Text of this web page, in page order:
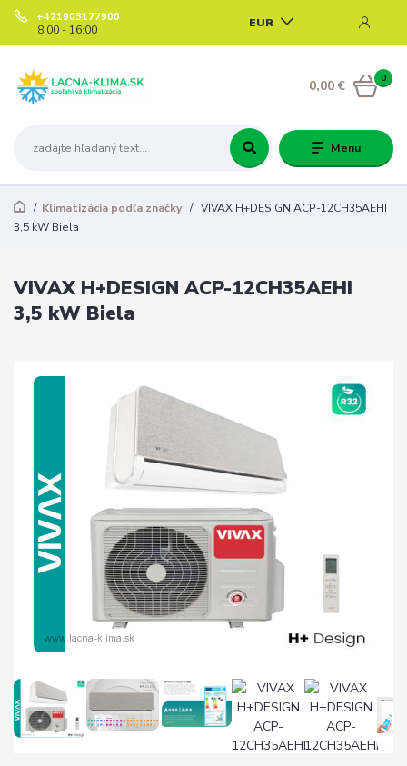
Menu
EUR
+421903177900
8:00 - 16:00
0
0,00 €
Klimatizácia podľa značky
VIVAX H+DESIGN ACP-12CH35AEHI
3,5 kW Biela
VIVAX H+DESIGN ACP-12CH35AEHI
3,5 kW Biela